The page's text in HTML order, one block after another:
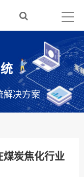
解决方案
炭焦化行业